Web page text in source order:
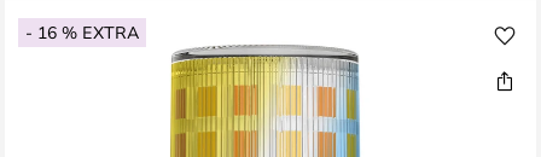
- 16 % EXTRA
Skip
to